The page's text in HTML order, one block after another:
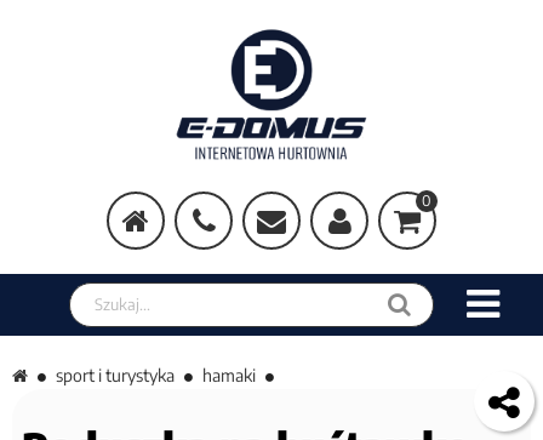
0
Szukaj w sklepie
sport i turystyka hamaki